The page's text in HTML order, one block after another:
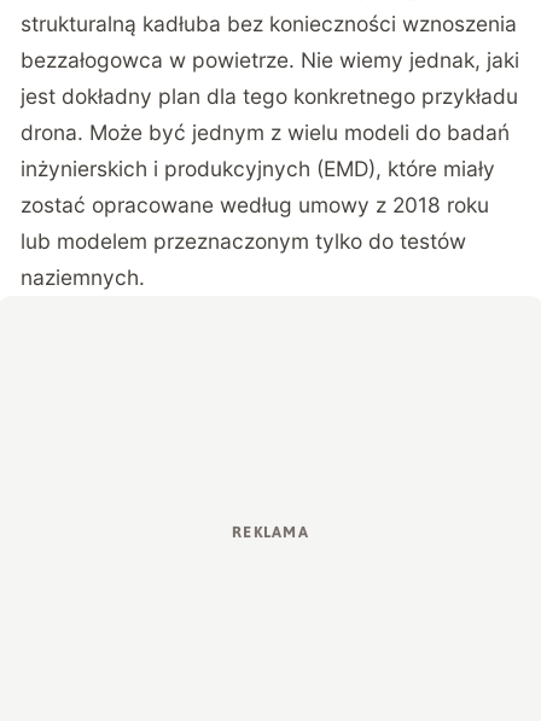
strukturalną kadłuba bez konieczności wznoszenia
bezzałogowca w powietrze. Nie wiemy jednak, jaki
jest dokładny plan dla tego konkretnego przykładu
drona. Może być jednym z wielu modeli do badań
inżynierskich i produkcyjnych (EMD), które miały
zostać opracowane według umowy z 2018 roku
lub modelem przeznaczonym tylko do testów
naziemnych.